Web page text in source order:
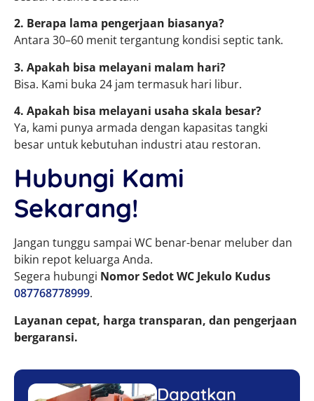
2. Berapa lama pengerjaan biasanya?
Antara 30–60 menit tergantung kondisi septic tank.
3. Apakah bisa melayani malam hari?
Bisa. Kami buka 24 jam termasuk hari libur.
4. Apakah bisa melayani usaha skala besar?
Ya, kami punya armada dengan kapasitas tangki
besar untuk kebutuhan industri atau restoran.
Hubungi Kami
Sekarang!
Jangan tunggu sampai WC benar-benar meluber dan
bikin repot keluarga Anda.
Segera hubungi Nomor Sedot WC Jekulo Kudus
087768778999.
Layanan cepat, harga transparan, dan pengerjaan
bergaransi.
Dapatkan